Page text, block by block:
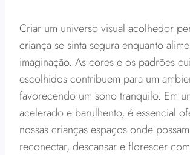
Criar um universo visual acolhedor
criança se sinta segura enquanto
imaginação. As cores e os padrões
escolhidos contribuem para um
favorecendo um sono tranquilo. Em
acelerado e barulhento, é essencial
nossas crianças espaços onde
reconectar, descansar e florescer